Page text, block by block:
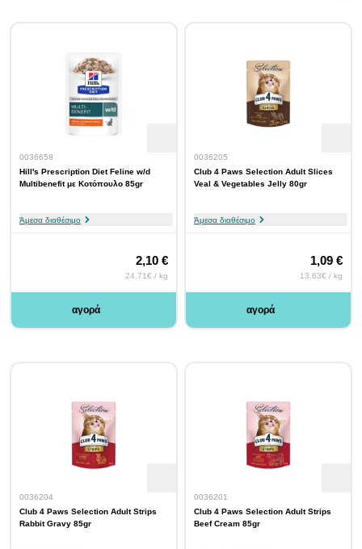
0036658
Hill's Prescription Diet Feline w/d
Multibenefit με Κοτόπουλο 85gr
Άμεσα διαθέσιμο
2,10 €
24.71€ / kg
αγορά
0036205
Club 4 Paws Selection Adult Slices
Veal & Vegetables Jelly 80gr
Άμεσα διαθέσιμο
1,09 €
13.63€ / kg
αγορά
0036204
Club 4 Paws Selection Adult Strips
Rabbit Gravy 85gr
0036201
Club 4 Paws Selection Adult Strips
Beef Cream 85gr